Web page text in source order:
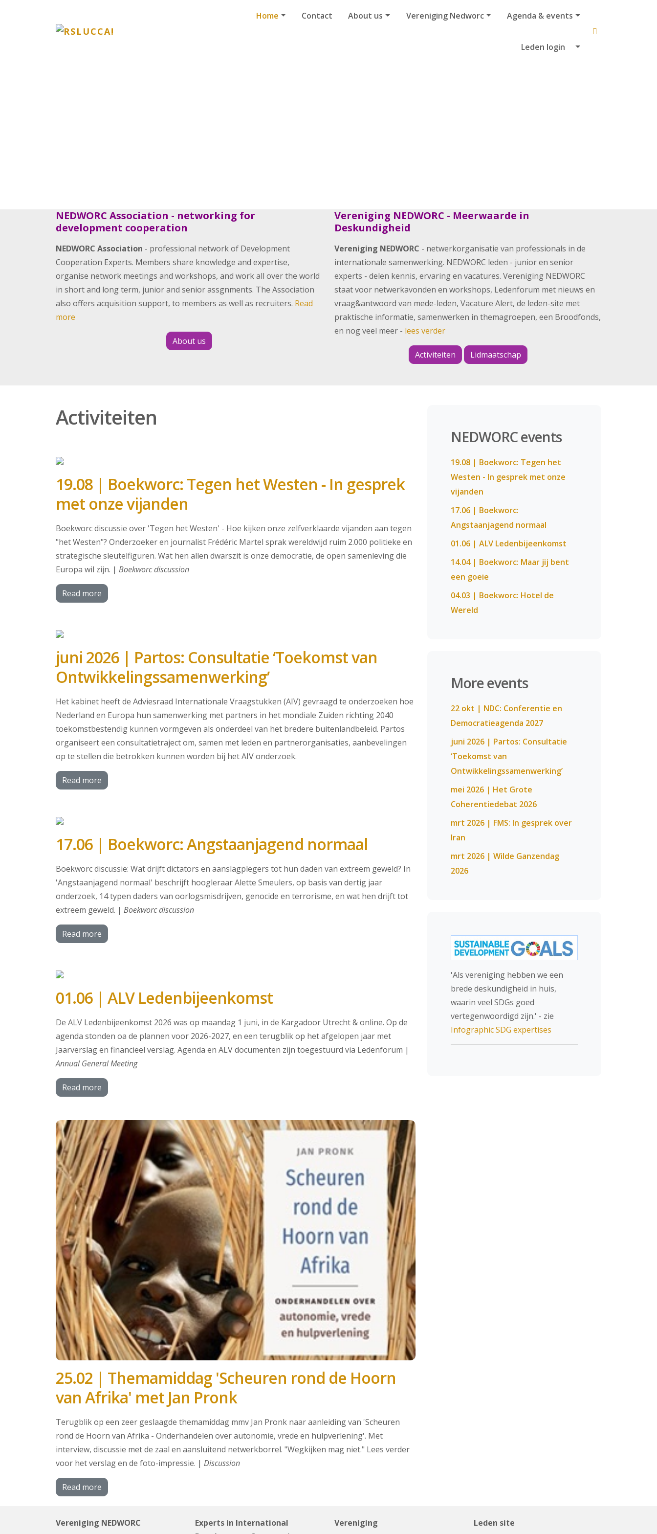
Home Contact About us Vereniging Nedworc Agenda & events
Leden login
NEDWORC Association - networking for
development cooperation
NEDWORC Association - professional network of Development
Cooperation Experts. Members share knowledge and expertise,
organise network meetings and workshops, and work all over the world
in short and long term, junior and senior assgnments. The Association
also offers acquisition support, to members as well as recruiters. Read
more
About us
Vereniging NEDWORC - Meerwaarde in
Deskundigheid
Vereniging NEDWORC - netwerkorganisatie van professionals in de
internationale samenwerking. NEDWORC leden - junior en senior
experts - delen kennis, ervaring en vacatures. Vereniging NEDWORC
staat voor netwerkavonden en workshops, Ledenforum met nieuws en
vraag&antwoord van mede-leden, Vacature Alert, de leden-site met
praktische informatie, samenwerken in themagroepen, een Broodfonds,
en nog veel meer - lees verder
Activiteiten Lidmaatschap
Activiteiten
19.08 | Boekworc: Tegen het Westen - In gesprek
met onze vijanden
Boekworc discussie over 'Tegen het Westen' - Hoe kijken onze zelfverklaarde vijanden aan tegen
"het Westen"? Onderzoeker en journalist Frédéric Martel sprak wereldwijd ruim 2.000 politieke en
strategische sleutelfiguren. Wat hen allen dwarszit is onze democratie, de open samenleving die
Europa wil zijn. | Boekworc discussion
Read more
juni 2026 | Partos: Consultatie ‘Toekomst van
Ontwikkelingssamenwerking’
Het kabinet heeft de Adviesraad Internationale Vraagstukken (AIV) gevraagd te onderzoeken hoe
Nederland en Europa hun samenwerking met partners in het mondiale Zuiden richting 2040
toekomstbestendig kunnen vormgeven als onderdeel van het bredere buitenlandbeleid. Partos
organiseert een consultatietraject om, samen met leden en partnerorganisaties, aanbevelingen
op te stellen die betrokken kunnen worden bij het AIV onderzoek.
Read more
17.06 | Boekworc: Angstaanjagend normaal
Boekworc discussie: Wat drijft dictators en aanslagplegers tot hun daden van extreem geweld? In
'Angstaanjagend normaal' beschrijft hoogleraar Alette Smeulers, op basis van dertig jaar
onderzoek, 14 typen daders van oorlogsmisdrijven, genocide en terrorisme, en wat hen drijft tot
extreem geweld. | Boekworc discussion
Read more
01.06 | ALV Ledenbijeenkomst
De ALV Ledenbijeenkomst 2026 was op maandag 1 juni, in de Kargadoor Utrecht & online. Op de
agenda stonden oa de plannen voor 2026-2027, en een terugblik op het afgelopen jaar met
Jaarverslag en financieel verslag. Agenda en ALV documenten zijn toegestuurd via Ledenforum |
Annual General Meeting
Read more
25.02 | Themamiddag 'Scheuren rond de Hoorn
van Afrika' met Jan Pronk
Terugblik op een zeer geslaagde themamiddag mmv Jan Pronk naar aanleiding van 'Scheuren
rond de Hoorn van Afrika - Onderhandelen over autonomie, vrede en hulpverlening'. Met
interview, discussie met de zaal en aansluitend netwerkborrel. "Wegkijken mag niet." Lees verder
voor het verslag en de foto-impressie. | Discussion
Read more
NEDWORC events
19.08 | Boekworc: Tegen het
Westen - In gesprek met onze
vijanden
17.06 | Boekworc:
Angstaanjagend normaal
01.06 | ALV Ledenbijeenkomst
14.04 | Boekworc: Maar jij bent
een goeie
04.03 | Boekworc: Hotel de
Wereld
More events
22 okt | NDC: Conferentie en
Democratieagenda 2027
juni 2026 | Partos: Consultatie
‘Toekomst van
Ontwikkelingssamenwerking’
mei 2026 | Het Grote
Coherentiedebat 2026
mrt 2026 | FMS: In gesprek over
Iran
mrt 2026 | Wilde Ganzendag
2026
'Als vereniging hebben we een
brede deskundigheid in huis,
waarin veel SDGs goed
vertegenwoordigd zijn.' - zie
Infographic SDG expertises
Vereniging NEDWORC
Experts in International
Vereniging Leden site